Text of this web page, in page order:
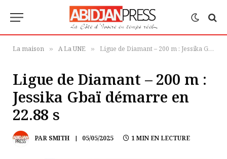
La maison » A La UNE » Ligue de Diamant – 200 m : Jessika Gbaï démarre en 22.88 s
Ligue de Diamant – 200 m :
Jessika Gbaï démarre en
22.88 s
PAR SMITH 05/05/2025 1 MIN EN LECTURE